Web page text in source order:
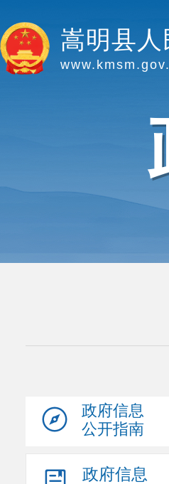
嵩明县人
政府信息
公开指南
政府信息